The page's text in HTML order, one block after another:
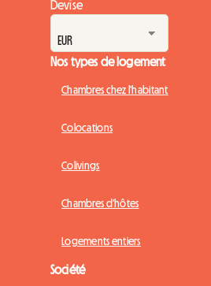
Devise
Nos types de logement
Chambres chez l'habitant
Colocations
Colivings
Chambres d'hôtes
Logements entiers
Société